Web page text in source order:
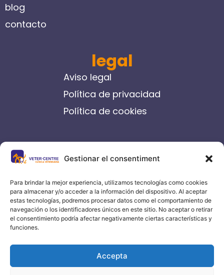
Gestionar el consentiment
Para brindar la mejor experiencia, utilizamos tecnologías como cookies
para almacenar y/o acceder a la información del dispositivo. Al aceptar
estas tecnologías, podremos procesar datos como el comportamiento de
navegación o los identificadores únicos en este sitio. No aceptar o retirar
el consentimiento podría afectar negativamente ciertas características y
funciones.
Accepta
blog
contacto
legal
Aviso legal
Política de privacidad
Política de cookies
contacto
C/ Germanes Castells, 14-16
Igualada
93 804 70 00
info@vetercentre.com